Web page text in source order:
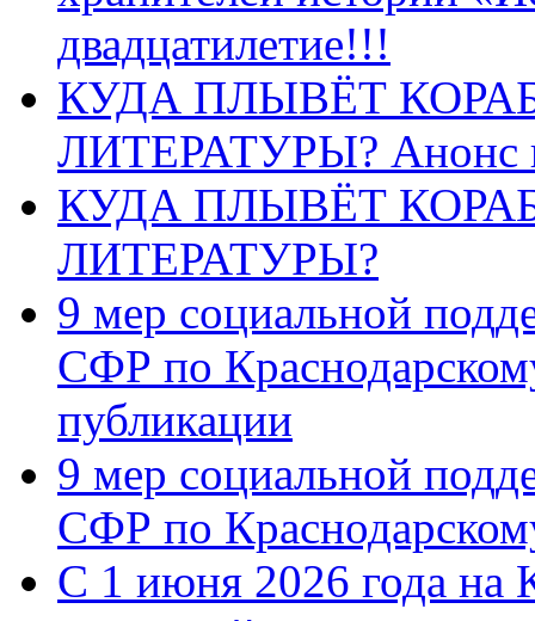
двадцатилетие!!!
КУДА ПЛЫВЁТ
ЛИТЕРАТУРЫ? Анонс
КУДА ПЛЫВЁТ
ЛИТЕРАТУРЫ?
9 мер социальной
СФР по
публикации
9 мер социальной
СФР по
С 1 июня 2026 года на